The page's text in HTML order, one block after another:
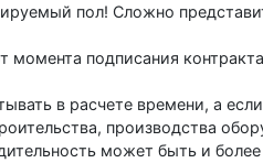
пол! Сложно
подписания
в расчете времени, а
производства
может быть и